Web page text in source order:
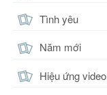
Tình yêu
Năm mới
Hiệu ứng video